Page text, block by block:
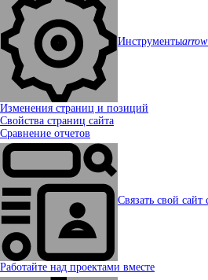
Инструменты
Изменения страниц и позиций
Свойства страниц сайта
Сравнение отчетов
Связать свой сайт
Работайте над проектами вместе